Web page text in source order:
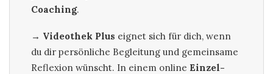
Coaching.
→ Videothek Plus eignet sich für dich, wenn
du dir persönliche Begleitung und gemeinsame
Reflexion wünscht. In einem online Einzel-